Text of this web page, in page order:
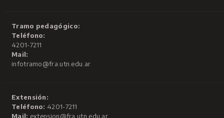
Tramo pedagógico:
Teléfono:
4201-7211
Mail:
infotramo@fra.utn.edu.ar
Extensión:
Teléfono: 4201-7211
Mail: extension@fra.utn.edu.ar